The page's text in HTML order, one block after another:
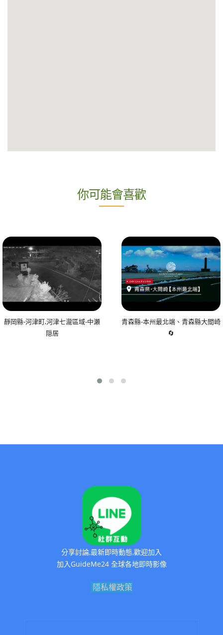
你可能會喜歡
靜岡縣-河津町,河津七瀧區域-中瀬
隠居
青森縣-本州最北端、青森縣大間崎
🔄
分享討論,最新即時動態,歡迎加入
加入GuideMe24 全球各地即時影像
隱私權政策